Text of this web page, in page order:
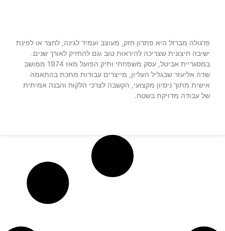
פרגולה מברזל היא פתרון חזק, מעוצב ועמיד לגינה, לחצר או לפינת
ישיבה חיצונית שצריכה להיראות טוב וגם להחזיק לאורך שנים.
במסגריית אביטל, עסק משפחתי ותיק הפועל מאז 1974 ממושב
שדה אליעזר שבגליל העליון, מייצרים עבודות מתכת בהתאמה
אישית מתוך ניסיון מקצועי, הקשבה לצרכי הלקוח והבנה אמיתית
של עבודה מדויקת בשטח.